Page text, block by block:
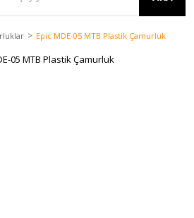
Epic MDE-05 MTB Plastik Çamurluk